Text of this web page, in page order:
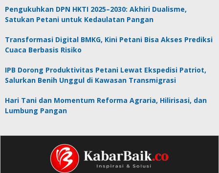
Pengukuhkan DPN HKTI 2025–2030: Akhiri Dualisme,
Satukan Petani untuk Kedaulatan Pangan
Transformasi Digital BMKG, Kini Petani Bisa Akses Prediksi
Cuaca Berbasis Risiko
IPB Dorong Produktivitas Petani Lewat Ekspedisi Patriot,
Salurkan Benih Unggul di Kawasan Transmigrasi
Hari Tani dan Momentum Reforma Agraria, Hilirisasi, dan
Lumbung Pangan